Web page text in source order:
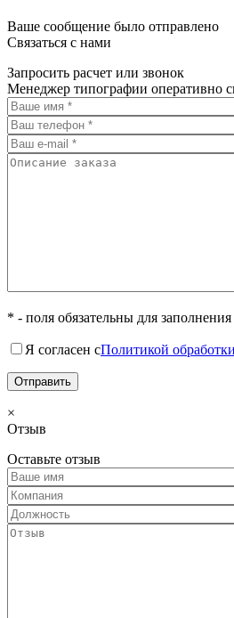
Ваше сообщение было отправлено
Связаться с нами
Запросить расчет или звонок
Менеджер типографии оперативно
* - поля обязательны для заполнения
Я согласен сПолитикой
×
Отзыв
Оставьте отзыв